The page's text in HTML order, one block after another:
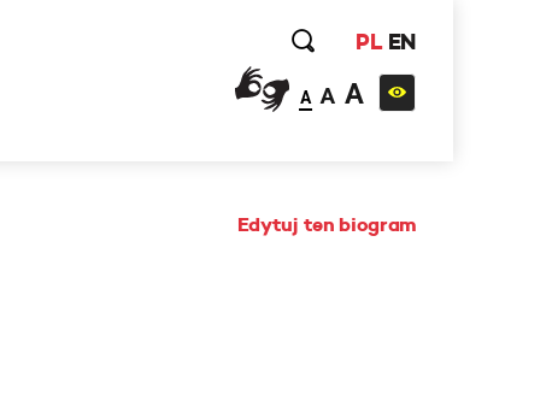
PL EN
A A A
Edytuj ten biogram